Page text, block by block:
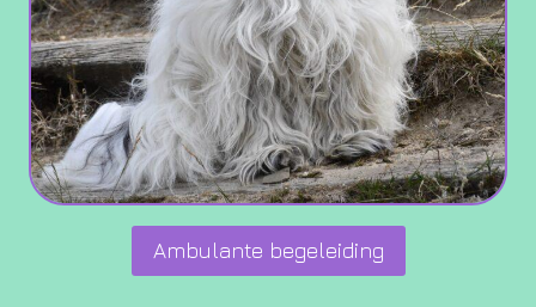
Ambulante begeleiding